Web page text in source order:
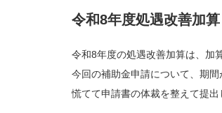
令和8年度処遇改善加
令和8年度の処遇改善加算は、加
今回の補助金申請について、期間
慌てて申請書の体裁を整えて提出